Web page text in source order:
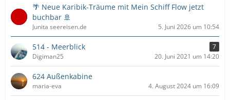
🌴 Neue Karibik-Träume mit Mein Schiff Flow jetzt
buchbar 🚢
Junita seereisen.de 5. Juni 2026 um 10:54
514 - Meerblick
7
Digiman25
20. Juni 2021 um 14:20
624 Außenkabine
maria-eva 4. August 2024 um 16:09